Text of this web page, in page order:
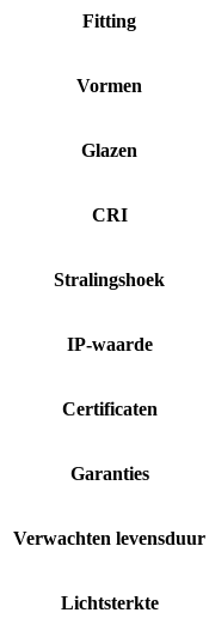
Fitting
Vormen
Glazen
CRI
Stralingshoek
IP-waarde
Certificaten
Garanties
Verwachten levensduur
Lichtsterkte